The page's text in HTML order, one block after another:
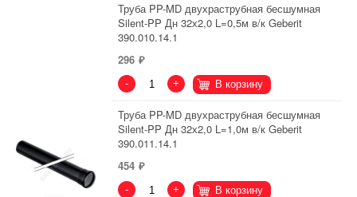
Труба PP-MD двухраструбная бесшумная
Silent-PP Дн 32х2,0 L=0,5м в/к Geberit
390.010.14.1
296
- + В корзину
Труба PP-MD двухраструбная бесшумная
Silent-PP Дн 32х2,0 L=1,0м в/к Geberit
390.011.14.1
454
- + В корзину